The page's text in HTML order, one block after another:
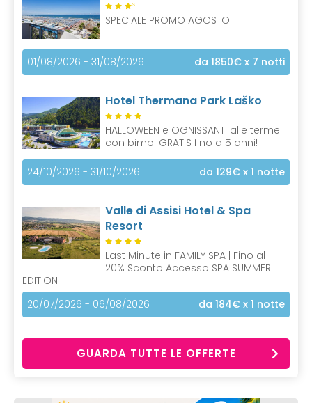
S
SPECIALE PROMO AGOSTO
01/08/2026 - 31/08/2026 da 1850€ x 7 notti
Hotel Thermana Park Laško
HALLOWEEN e OGNISSANTI alle terme
con bimbi GRATIS fino a 5 anni!
24/10/2026 - 31/10/2026 da 129€ x 1 notte
Valle di Assisi Hotel & Spa
Resort
Last Minute in FAMILY SPA | Fino al –
20% Sconto Accesso SPA SUMMER
EDITION
20/07/2026 - 06/08/2026
da 184€ x 1 notte
GUARDA TUTTE LE OFFERTE